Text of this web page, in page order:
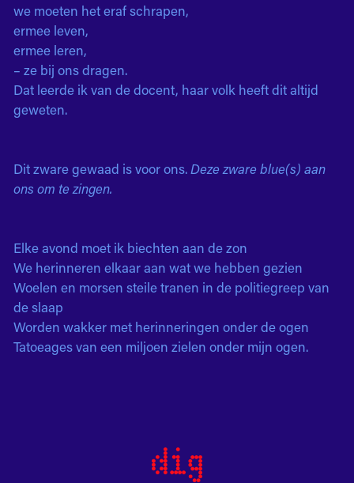
we moeten het eraf schrapen,
ermee leven,
ermee leren,
– ze bij ons dragen.
Dat leerde ik van de docent, haar volk heeft dit altijd
geweten.
Dit zware gewaad is voor ons. Deze zware blue(s) aan
ons om te zingen.
Elke avond moet ik biechten aan de zon
We herinneren elkaar aan wat we hebben gezien
Woelen en morsen steile tranen in de politiegreep van
de slaap
Worden wakker met herinneringen onder de ogen
Tatoeages van een miljoen zielen onder mijn ogen.